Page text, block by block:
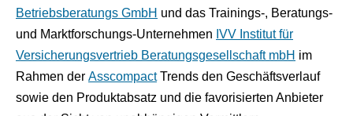
Betriebsberatungs GmbH und das Trainings-, Beratungs-
und Marktforschungs-Unternehmen IVV Institut für
Versicherungsvertrieb Beratungsgesellschaft mbH im
Rahmen der AsscompactTrends den Geschäftsverlauf
sowie den Produktabsatz und die favorisierten Anbieter